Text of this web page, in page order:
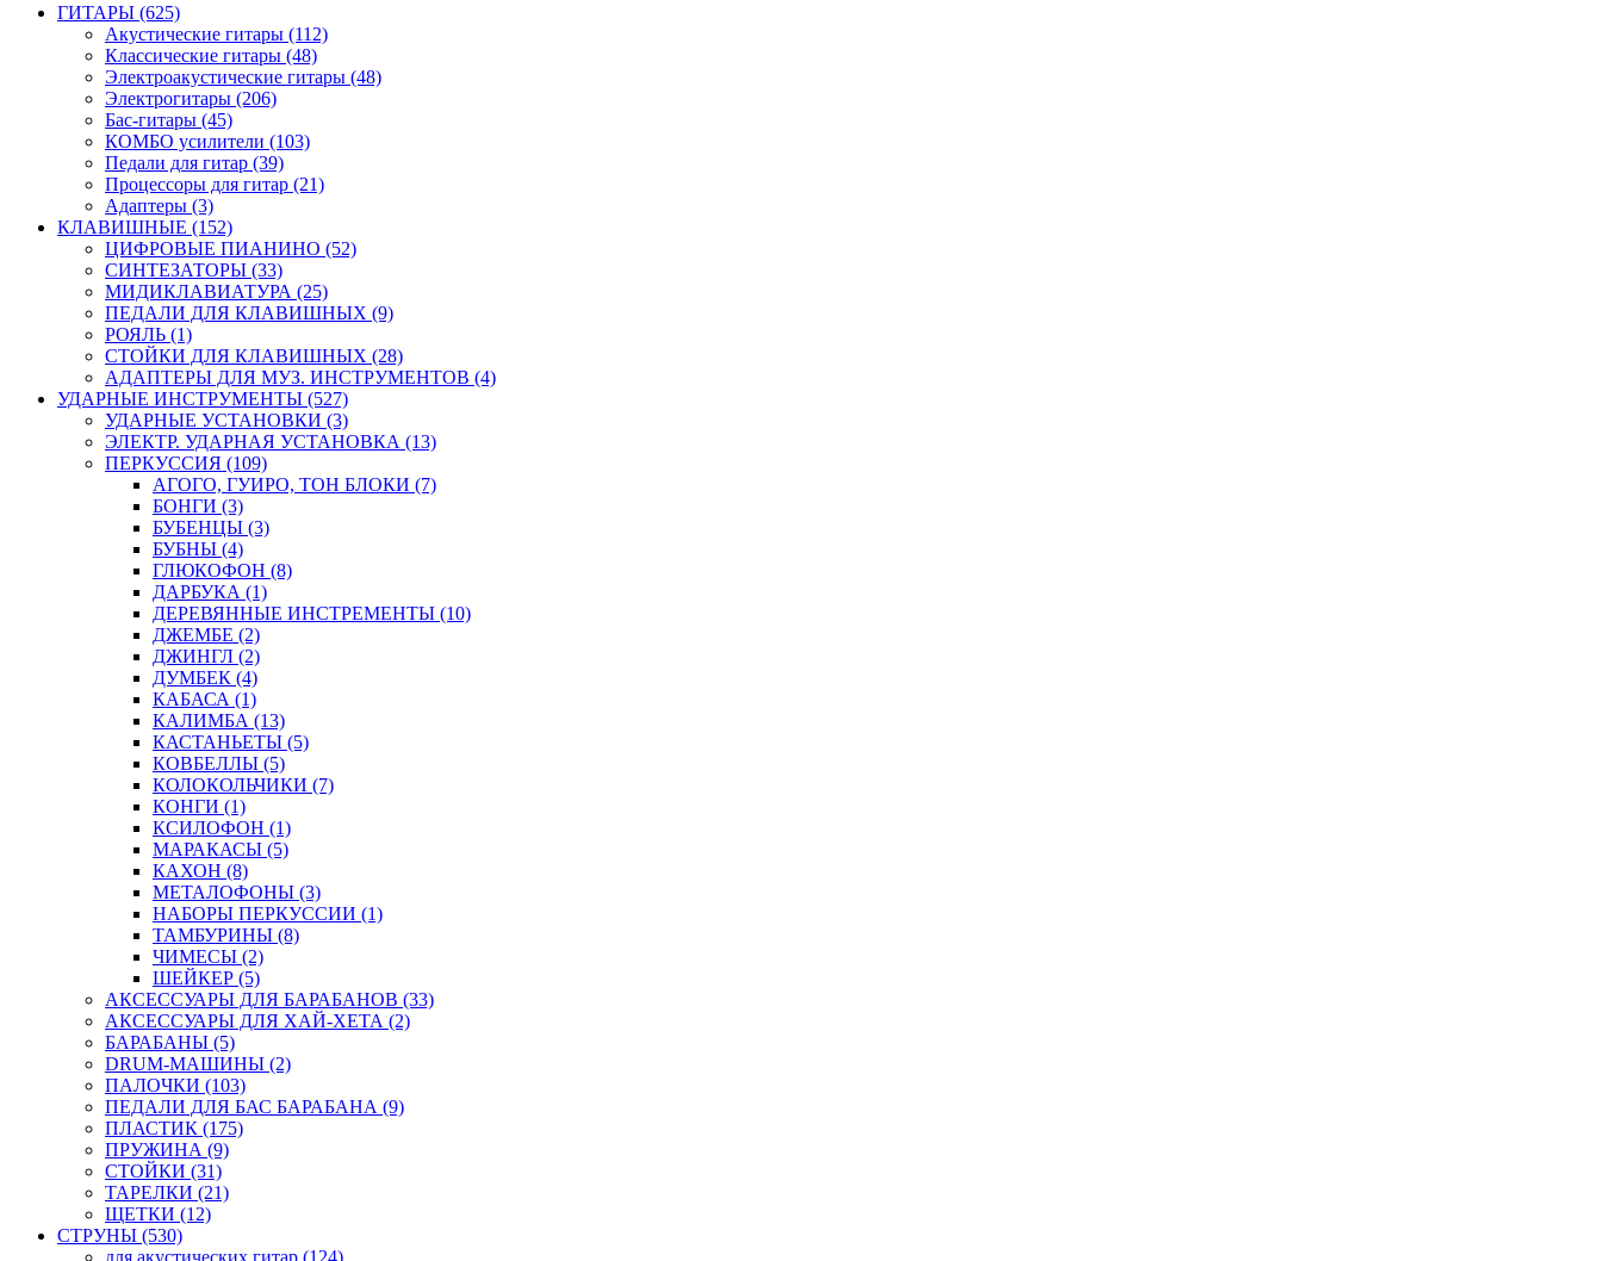
ГИТАРЫ (625)
Акустические гитары (112)
Классические гитары (48)
Электроакустические гитары (48)
Электрогитары (206)
Бас-гитары (45)
КОМБО усилители (103)
Педали для гитар (39)
Процессоры для гитар (21)
Адаптеры (3)
КЛАВИШНЫЕ (152)
ЦИФРОВЫЕ ПИАНИНО (52)
СИНТЕЗАТОРЫ (33)
МИДИКЛАВИАТУРА (25)
ПЕДАЛИ ДЛЯ КЛАВИШНЫХ (9)
РОЯЛЬ (1)
СТОЙКИ ДЛЯ КЛАВИШНЫХ (28)
АДАПТЕРЫ ДЛЯ МУЗ. ИНСТРУМЕНТОВ (4)
УДАРНЫЕ ИНСТРУМЕНТЫ (527)
УДАРНЫЕ УСТАНОВКИ (3)
ЭЛЕКТР. УДАРНАЯ УСТАНОВКА (13)
ПЕРКУССИЯ (109)
АГОГО, ГУИРО, ТОН БЛОКИ (7)
БОНГИ (3)
БУБЕНЦЫ (3)
БУБНЫ (4)
ГЛЮКОФОН (8)
ДАРБУКА (1)
ДЕРЕВЯННЫЕ ИНСТРЕМЕНТЫ (10)
ДЖЕМБЕ (2)
ДЖИНГЛ (2)
ДУМБЕК (4)
КАБАСА (1)
КАЛИМБА (13)
КАСТАНЬЕТЫ (5)
КОВБЕЛЛЫ (5)
КОЛОКОЛЬЧИКИ (7)
КОНГИ (1)
КСИЛОФОН (1)
МАРАКАСЫ (5)
КАХОН (8)
МЕТАЛОФОНЫ (3)
НАБОРЫ ПЕРКУССИИ (1)
ТАМБУРИНЫ (8)
ЧИМЕСЫ (2)
ШЕЙКЕР (5)
АКСЕССУАРЫ ДЛЯ БАРАБАНОВ (33)
АКСЕССУАРЫ ДЛЯ ХАЙ-ХЕТА (2)
БАРАБАНЫ (5)
DRUM-МАШИНЫ (2)
ПАЛОЧКИ (103)
ПЕДАЛИ ДЛЯ БАС БАРАБАНА (9)
ПЛАСТИК (175)
ПРУЖИНА (9)
СТОЙКИ (31)
ТАРЕЛКИ (21)
ЩЕТКИ (12)
СТРУНЫ (530)
для акустических гитар (124)